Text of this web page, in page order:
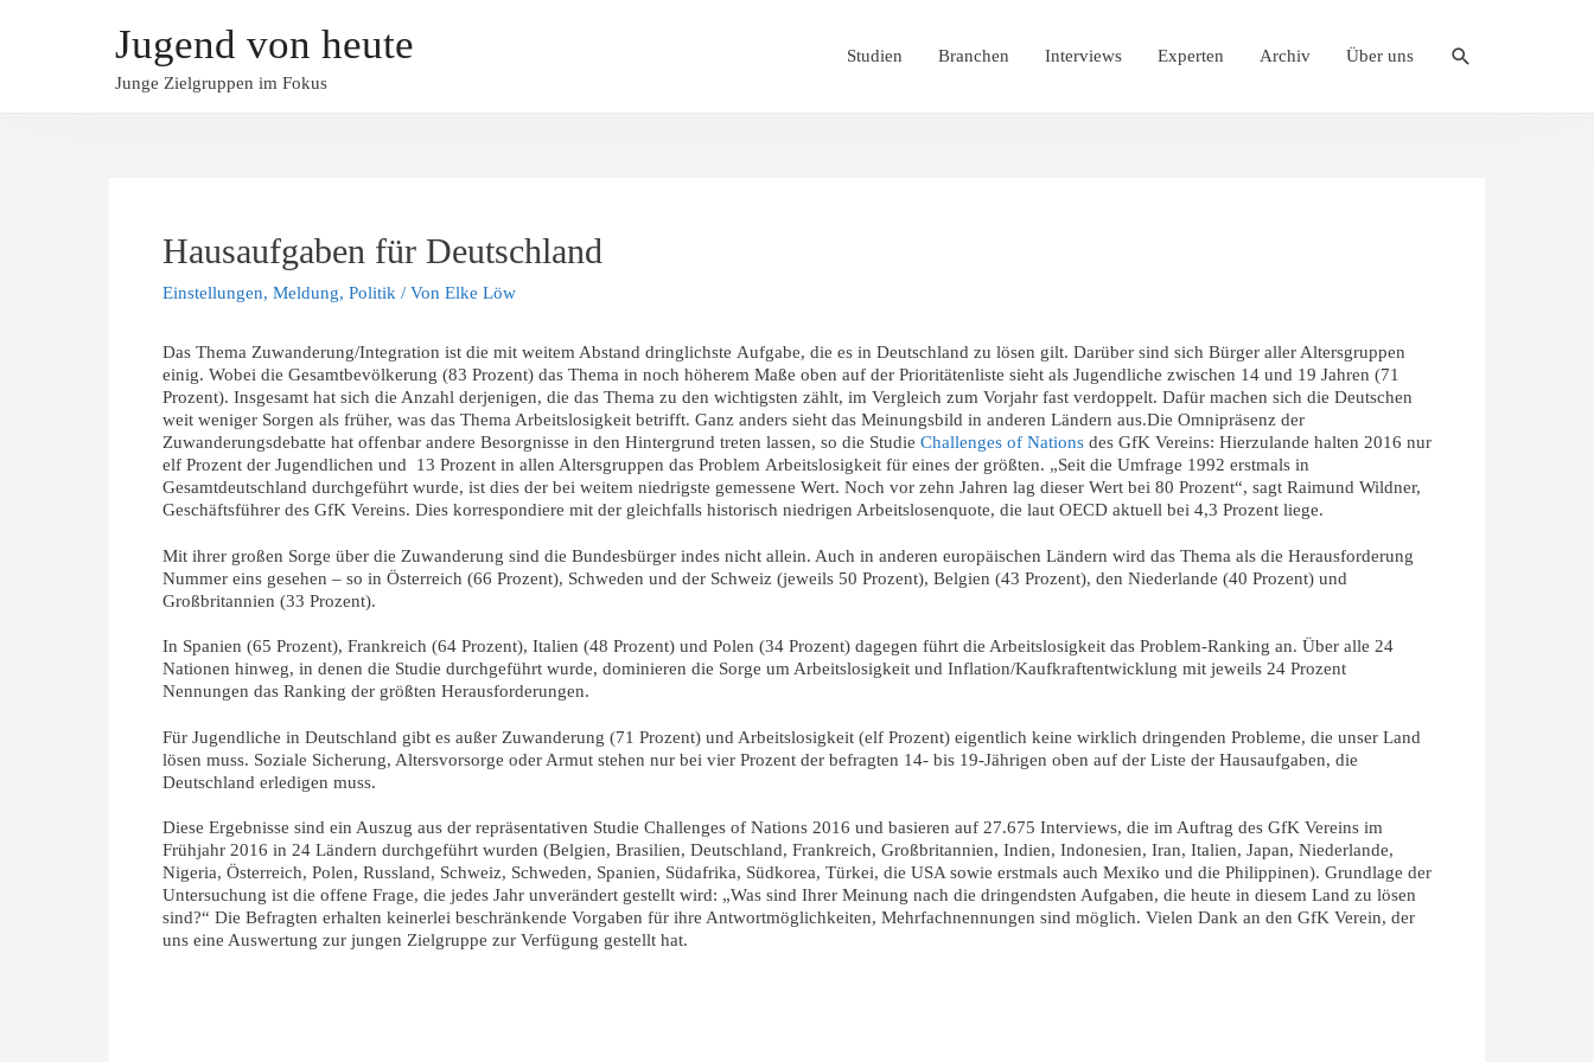
Jugend von heute
Junge Zielgruppen im Fokus
Studien Branchen Interviews Experten Archiv Über uns Suche
Hausaufgaben für Deutschland
Einstellungen, Meldung, Politik / Von Elke Löw
Das Thema Zuwanderung/Integration ist die mit weitem Abstand dringlichste Aufgabe, die es in Deutschland zu lösen gilt. Darüber sind sich Bürger aller Altersgruppen
einig. Wobei die Gesamtbevölkerung (83 Prozent) das Thema in noch höherem Maße oben auf der Prioritätenliste sieht als Jugendliche zwischen 14 und 19 Jahren (71
Prozent). Insgesamt hat sich die Anzahl derjenigen, die das Thema zu den wichtigsten zählt, im Vergleich zum Vorjahr fast verdoppelt. Dafür machen sich die Deutschen
weit weniger Sorgen als früher, was das Thema Arbeitslosigkeit betrifft. Ganz anders sieht das Meinungsbild in anderen Ländern aus.Die Omnipräsenz der
Zuwanderungsdebatte hat offenbar andere Besorgnisse in den Hintergrund treten lassen, so die Studie Challenges of Nations des GfK Vereins: Hierzulande halten 2016 nur
elf Prozent der Jugendlichen und 13 Prozent in allen Altersgruppen das Problem Arbeitslosigkeit für eines der größten. „Seit die Umfrage 1992 erstmals in
Gesamtdeutschland durchgeführt wurde, ist dies der bei weitem niedrigste gemessene Wert. Noch vor zehn Jahren lag dieser Wert bei 80 Prozent“, sagt Raimund Wildner,
Geschäftsführer des GfK Vereins. Dies korrespondiere mit der gleichfalls historisch niedrigen Arbeitslosenquote, die laut OECD aktuell bei 4,3 Prozent liege.
Mit ihrer großen Sorge über die Zuwanderung sind die Bundesbürger indes nicht allein. Auch in anderen europäischen Ländern wird das Thema als die Herausforderung
Nummer eins gesehen – so in Österreich (66 Prozent), Schweden und der Schweiz (jeweils 50 Prozent), Belgien (43 Prozent), den Niederlande (40 Prozent) und
Großbritannien (33 Prozent).
In Spanien (65 Prozent), Frankreich (64 Prozent), Italien (48 Prozent) und Polen (34 Prozent) dagegen führt die Arbeitslosigkeit das Problem-Ranking an. Über alle 24
Nationen hinweg, in denen die Studie durchgeführt wurde, dominieren die Sorge um Arbeitslosigkeit und Inflation/Kaufkraftentwicklung mit jeweils 24 Prozent
Nennungen das Ranking der größten Herausforderungen.
Für Jugendliche in Deutschland gibt es außer Zuwanderung (71 Prozent) und Arbeitslosigkeit (elf Prozent) eigentlich keine wirklich dringenden Probleme, die unser Land
lösen muss. Soziale Sicherung, Altersvorsorge oder Armut stehen nur bei vier Prozent der befragten 14- bis 19-Jährigen oben auf der Liste der Hausaufgaben, die
Deutschland erledigen muss.
Diese Ergebnisse sind ein Auszug aus der repräsentativen Studie Challenges of Nations 2016 und basieren auf 27.675 Interviews, die im Auftrag des GfK Vereins im
Frühjahr 2016 in 24 Ländern durchgeführt wurden (Belgien, Brasilien, Deutschland, Frankreich, Großbritannien, Indien, Indonesien, Iran, Italien, Japan, Niederlande,
Nigeria, Österreich, Polen, Russland, Schweiz, Schweden, Spanien, Südafrika, Südkorea, Türkei, die USA sowie erstmals auch Mexiko und die Philippinen). Grundlage der
Untersuchung ist die offene Frage, die jedes Jahr unverändert gestellt wird: „Was sind Ihrer Meinung nach die dringendsten Aufgaben, die heute in diesem Land zu lösen
sind?“ Die Befragten erhalten keinerlei beschränkende Vorgaben für ihre Antwortmöglichkeiten, Mehrfachnennungen sind möglich. Vielen Dank an den GfK Verein, der
uns eine Auswertung zur jungen Zielgruppe zur Verfügung gestellt hat.